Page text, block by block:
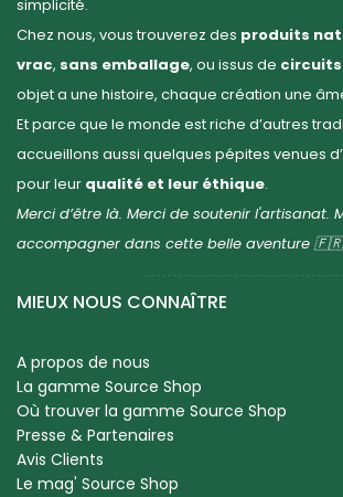
simplicité.
Chez nous, vous trouverez des produits
vrac, sans emballage, ou issus de
objet a une histoire, chaque création une
Et parce que le monde est riche d’autres
accueillons aussi quelques pépites venues
pour leur qualité et leur éthique.
Merci d’être là. Merci de soutenir l'artisanat.
accompagner dans cette belle aventure 🇫🇷
MIEUX NOUS CONNAÎTRE
A propos de nous
La gamme Source Shop
Où trouver la gamme Source Shop
Presse & Partenaires
Avis Clients
Le mag' Source Shop